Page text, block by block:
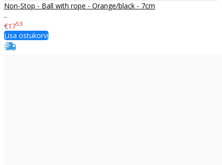
Non-Stop - Ball with rope - Orange/black - 7cm
..
€1753
Lisa ostukorvi